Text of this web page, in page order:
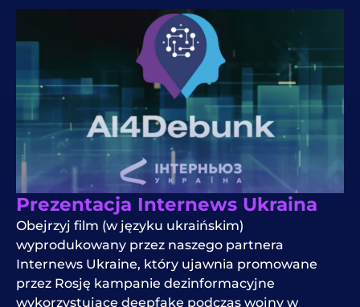
Prezentacja Internews Ukraina
Obejrzyj film (w języku ukraińskim)
wyprodukowany przez naszego partnera
Internews Ukraine, który ujawnia promowane
przez Rosję kampanie dezinformacyjne
wykorzystujące deepfake podczas wojny w